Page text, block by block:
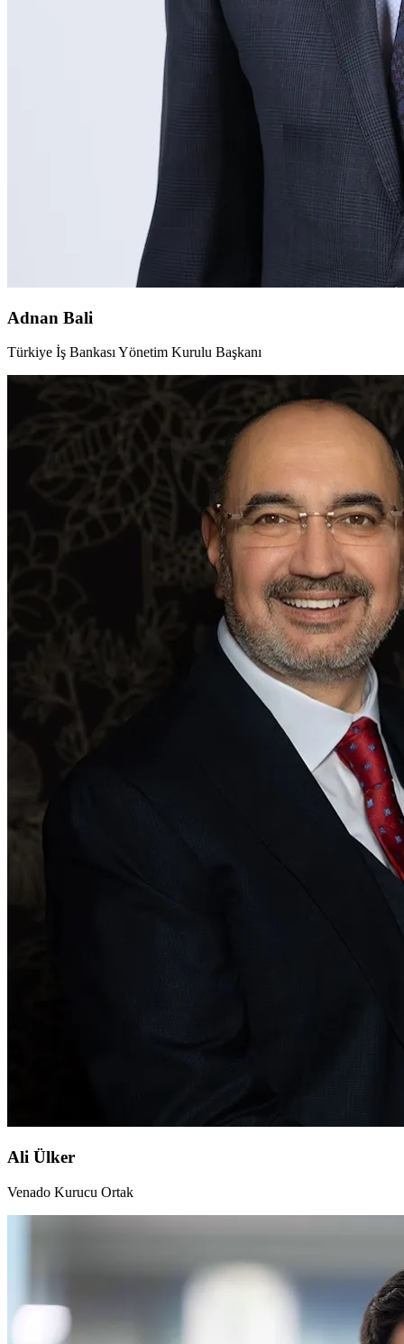
Adnan Bali
Türkiye İş Bankası Yönetim Kurulu Başkanı
Ali Ülker
Venado Kurucu Ortak